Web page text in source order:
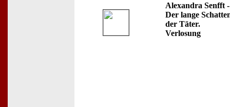
Alexandra Senfft -
Der lange
der Täter.
Verlosung